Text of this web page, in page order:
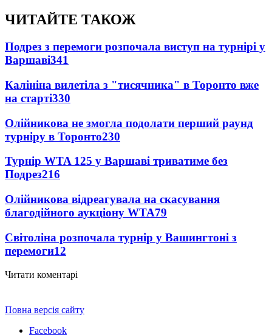
ЧИТАЙТЕ ТАКОЖ
Подрез з перемоги розпочала виступ на турнірі у
Варшаві341
Калініна вилетіла з "тисячника" в Торонто вже
на старті330
Олійникова не змогла подолати перший раунд
турніру в Торонто230
Турнір WTA 125 у Варшаві триватиме без
Подрез216
Олійникова відреагувала на скасування
благодійного аукціону WTA79
Світоліна розпочала турнір у Вашингтоні з
перемоги12
Читати коментарі
Повна версія сайту
Facebook